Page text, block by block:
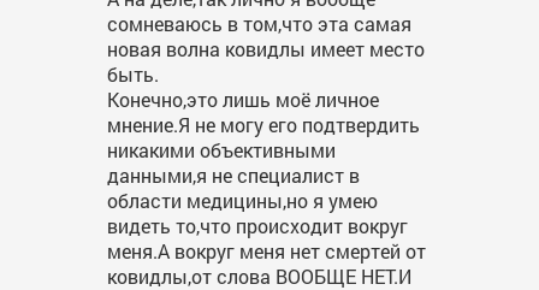
сомневаюсь в том,что эта самая
новая волна ковидлы имеет место
быть.
Конечно,это лишь моё личное
мнение.Я не могу его подтвердить
никакими объективными
данными,я не специалист в
области медицины,но я умею
видеть то,что происходит вокруг
меня.А вокруг меня нет смертей от
ковидлы,от слова ВООБЩЕ НЕТ.И